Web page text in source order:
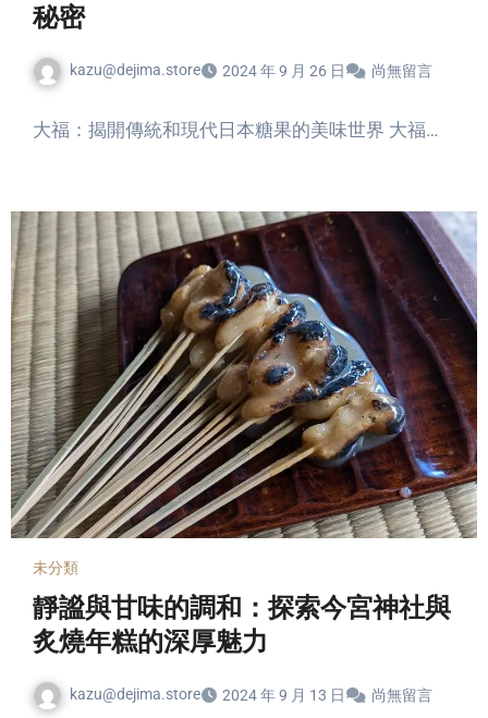
秘密
kazu@dejima.store 2024 年 9 月 26 日 尚無留言
大福：揭開傳統和現代日本糖果的美味世界 大福…
未分類
靜謐與甘味的調和：探索今宮神社與
炙燒年糕的深厚魅力
kazu@dejima.store 2024 年 9 月 13 日 尚無留言